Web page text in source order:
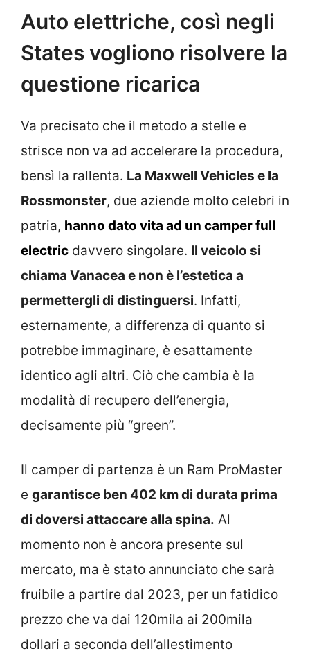
Auto elettriche, così negli
States vogliono risolvere la
questione ricarica
Va precisato che il metodo a stelle e
strisce non va ad accelerare la procedura,
bensì la rallenta. La Maxwell Vehicles e la
Rossmonster, due aziende molto celebri in
patria, hanno dato vita ad un camper full
electric davvero singolare. Il veicolo si
chiama Vanacea e non è l’estetica a
permettergli di distinguersi. Infatti,
esternamente, a differenza di quanto si
potrebbe immaginare, è esattamente
identico agli altri. Ciò che cambia è la
modalità di recupero dell’energia,
decisamente più “green”.
Il camper di partenza è un Ram ProMaster
e garantisce ben 402 km di durata prima
di doversi attaccare alla spina. Al
momento non è ancora presente sul
mercato, ma è stato annunciato che sarà
fruibile a partire dal 2023, per un fatidico
prezzo che va dai 120mila ai 200mila
dollari a seconda dell’allestimento